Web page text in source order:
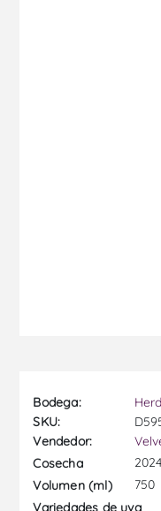
Bodega:
SKU:
Vendedor:
Cosecha
2024
Volumen (ml)
750
Variedades de uva